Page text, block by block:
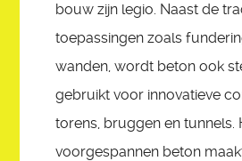
bouw zijn legio. Naast de
toepassingen zoals
wanden, wordt beton ook
gebruikt voor innovatieve
torens, bruggen en tunnels.
voorgespannen beton